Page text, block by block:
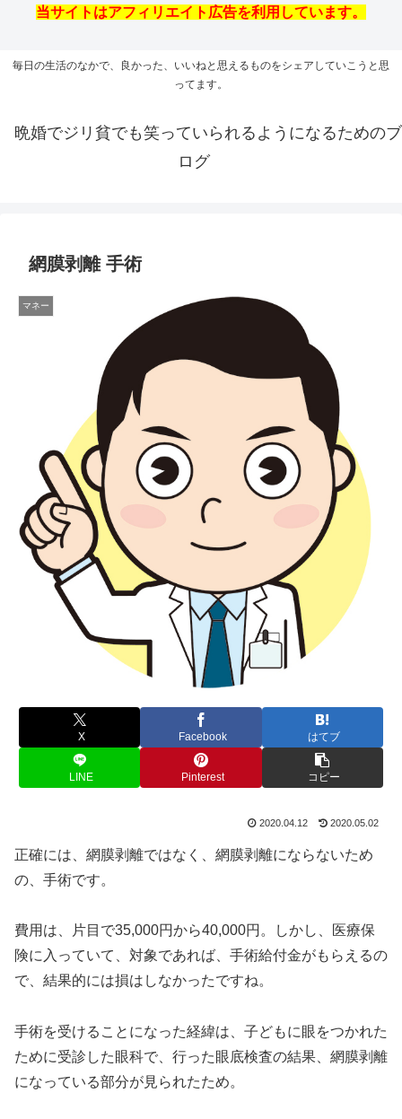
当サイトはアフィリエイト広告を利用しています。
毎日の生活のなかで、良かった、いいねと思えるものをシェアしていこうと思
ってます。
晩婚でジリ貧でも笑っていられるようになるためのブ
ログ
網膜剥離 手術
マネー
X Facebook はてブ
LINE Pinterest コピー
2020.04.12 2020.05.02
正確には、網膜剥離ではなく、網膜剥離にならないため
の、手術です。
費用は、片目で35,000円から40,000円。しかし、医療保
険に入っていて、対象であれば、手術給付金がもらえるの
で、結果的には損はしなかったですね。
手術を受けることになった経緯は、子どもに眼をつかれた
ために受診した眼科で、行った眼底検査の結果、網膜剥離
になっている部分が見られたため。